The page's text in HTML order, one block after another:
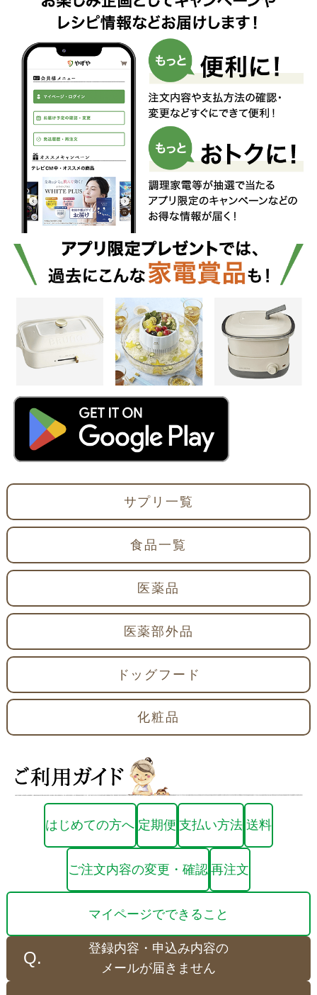
サプリ一覧
食品一覧
医薬品
医薬部外品
ドッグフード
化粧品
はじめての方へ 定期便 支払い方法 送料
ご注文内容の変更・確認 再注文
マイページでできること
登録内容・申込み内容の
メールが届きません